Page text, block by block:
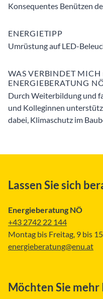
Konsequentes Benützen
ENERGIETIPP
Umrüstung auf LED-
WAS VERBINDET MICH
ENERGIEBERATUNG
Durch Weiterbildung und
und Kolleginnen
dabei, Klimaschutz im
Lassen Sie sich
Energieberatung NÖ
+43 2742 22 144
Montag bis Freitag, 9 bis
energieberatung@enu.at
Möchten Sie